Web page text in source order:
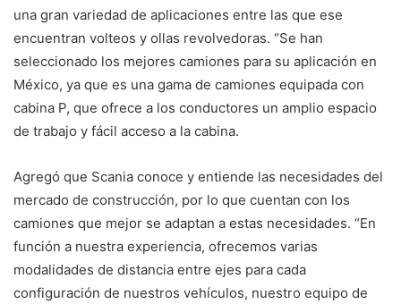
una gran variedad de aplicaciones entre las que ese
encuentran volteos y ollas revolvedoras. “Se han
seleccionado los mejores camiones para su aplicación en
México, ya que es una gama de camiones equipada con
cabina P, que ofrece a los conductores un amplio espacio
de trabajo y fácil acceso a la cabina.
Agregó que Scania conoce y entiende las necesidades del
mercado de construcción, por lo que cuentan con los
camiones que mejor se adaptan a estas necesidades. “En
función a nuestra experiencia, ofrecemos varias
modalidades de distancia entre ejes para cada
configuración de nuestros vehículos, nuestro equipo de